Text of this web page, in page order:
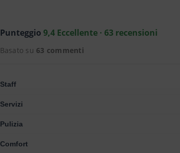
Punteggio 9,4 Eccellente · 63 recensioni
Basato su 63 commenti
Staff
Servizi
Pulizia
Comfort